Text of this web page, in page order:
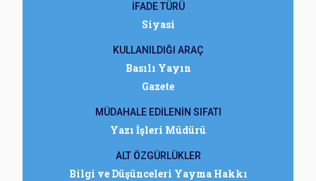
İFADE TÜRÜ
Siyasi
KULLANILDIĞI ARAÇ
Basılı Yayın
Gazete
MÜDAHALE EDİLENİN SIFATI
Yazı İşleri Müdürü
ALT ÖZGÜRLÜKLER
Bilgi ve Düşünceleri Yayma Hakkı